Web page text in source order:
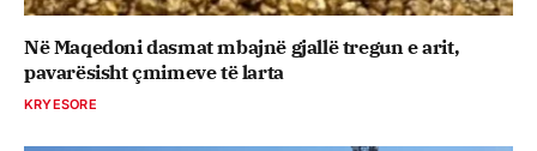
Në Maqedoni dasmat mbajnë gjallë tregun e arit,
pavarësisht çmimeve të larta
KRYESORE